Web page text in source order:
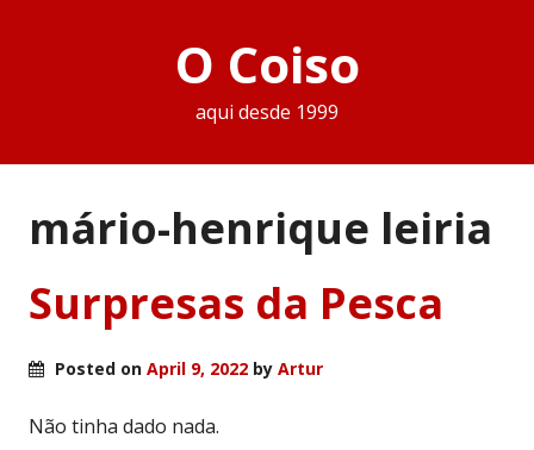
O Coiso
aqui desde 1999
mário-henrique leiria
Surpresas da Pesca
Posted on April 9, 2022 by Artur
Não tinha dado nada.